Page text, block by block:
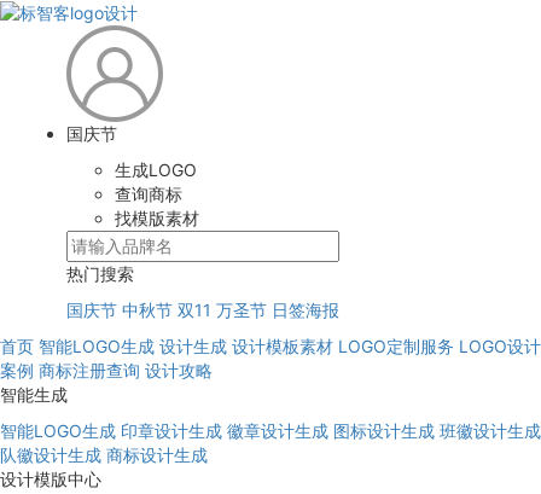
国庆节
生成LOGO
查询商标
找模版素材
热门搜索
国庆节 中秋节 双11 万圣节 日签海报
首页 智能LOGO生成 设计生成 设计模板素材 LOGO定制服务 LOGO设计
案例 商标注册查询 设计攻略
智能生成
智能LOGO生成 印章设计生成 徽章设计生成 图标设计生成 班徽设计生成
队徽设计生成 商标设计生成
设计模版中心